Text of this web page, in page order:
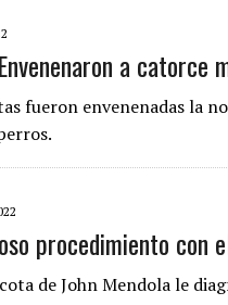
a catorce
fueron envenenadas la
procedimiento con
de John Mendola le